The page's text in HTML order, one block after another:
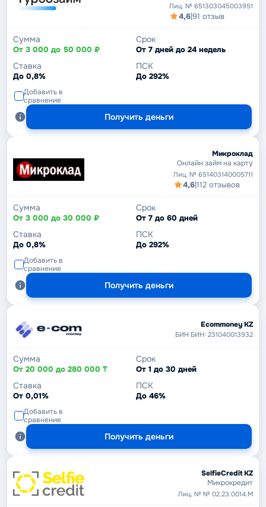
Лиц. № 651303045003951
4,6|91 отзыв
Сумма
От 3 000 до 50 000 ₽
Срок
От 7 дней до 24 недель
Ставка
До 0,8%
ПСК
До 292%
Добавить в
сравнение
Получить деньги
Микроклад
Онлайн займ на карту
Лиц. № 651403140005711
4,6|112 отзывов
Сумма
От 3 000 до 30 000 ₽
Срок
От 7 до 60 дней
Ставка
До 0,8%
ПСК
До 292%
Добавить в
сравнение
Получить деньги
Ecommoney KZ
БИН БИН: 231040013932
Сумма
От 20 000 до 280 000 ₸
Срок
От 1 до 30 дней
Ставка
От 0,01%
ПСК
До 46%
Добавить в
сравнение
Получить деньги
SelfieCredit KZ
Микрокредит
Лиц. № № 02.23.0014.М